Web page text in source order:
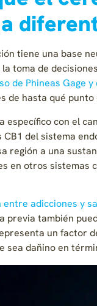
tiene una base
toma de
de Phineas Gage
de hasta qué
específico con el
CB1 del sistema
región a una
en otros sistemas
entre adicciones y
previa también
un factor
sea dañino en